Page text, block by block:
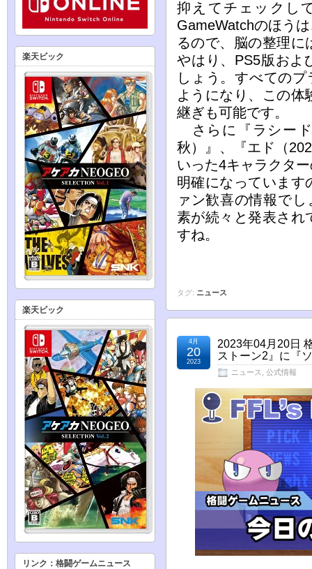
抑えてチェックし
GameWatchのほう
るので、脳の整理に
やはり、PS5版およ
しょう。すべての
ようになり、この体
継ぎも可能です。
さらに『ラシード
秋）』、『エド（
いった4キャラクタ
明確になっています
ァン歓喜の情報でし
素が続々と発表され
すね。
タグ: ニュース
2023年04月20日
ストーン2』に『
ニュース 公式情報
4月
20
2023
楽天ビック
楽天ビック
リンク：格闘ゲームニュース